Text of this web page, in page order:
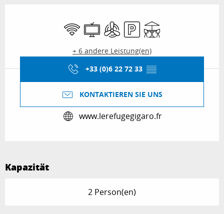
Wi-Fi FernsehenKlimaanlage
ParkplatzTerrasse
+ 6 andere Leistung(en)
+33 (0)6 22 72 33 ▒▒
KONTAKTIEREN SIE UNS
www.lerefugegigaro.fr
Kapazität
2 Person(en)